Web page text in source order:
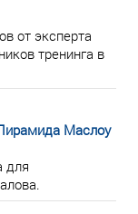
от эксперта
тренинга в
Маслоу
для